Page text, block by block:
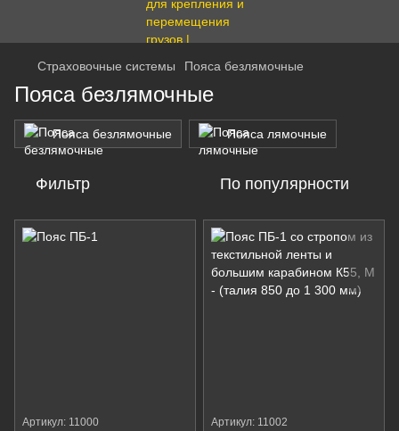
Страховочные системы Пояса безлямочные
Пояса безлямочные
Пояса безлямочные Пояса лямочные
Фильтр По популярности
Артикул: 11000 Артикул: 11002